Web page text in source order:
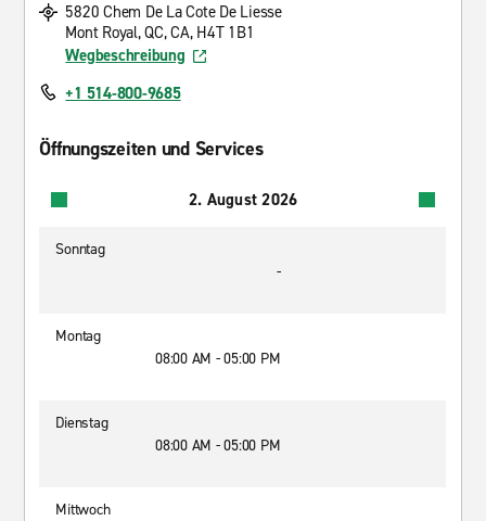
5820 Chem De La Cote De Liesse
Mont Royal, QC, CA, H4T 1B1
Wegbeschreibung
+1 514-800-9685
Öffnungszeiten und Services
2. August 2026
Sonntag
-
Montag
08:00 AM - 05:00 PM
Dienstag
08:00 AM - 05:00 PM
Mittwoch